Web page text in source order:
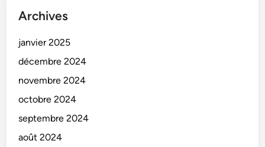
Archives
janvier 2025
décembre 2024
novembre 2024
octobre 2024
septembre 2024
août 2024